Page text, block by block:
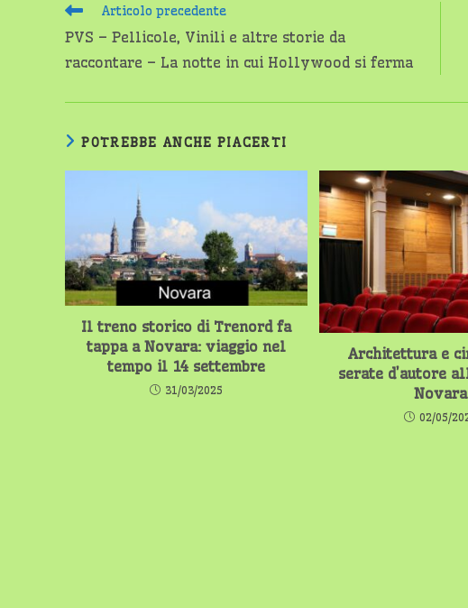
Leggi
articoli
Articolo precedente
PVS – Pellicole, Vinili e altre storie da
raccontare – La notte in cui Hollywood si ferma
POTREBBE ANCHE PIACERTI
Il treno storico di Trenord fa
tappa a Novara: viaggio nel
tempo il 14 settembre
31/03/2025
Architettura e
serate d’autore
Novara
02/05/